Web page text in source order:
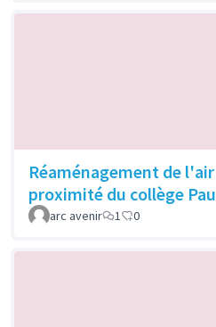
Réaménagement de
proximité du collège
arc avenir 1 0